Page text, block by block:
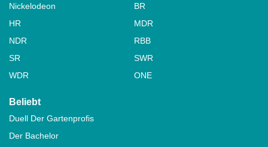
Nickelodeon
BR
HR
MDR
NDR
RBB
SR
SWR
WDR
ONE
Beliebt
Duell Der Gartenprofis
Der Bachelor